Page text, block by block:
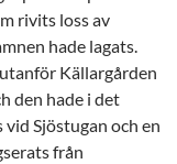
rivits loss av
hade lagats.
Källargården
den hade i det
Sjöstugan och en
från